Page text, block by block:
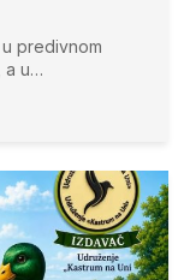
predivnom
a u…